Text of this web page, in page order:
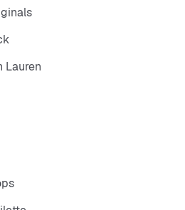
Lauren